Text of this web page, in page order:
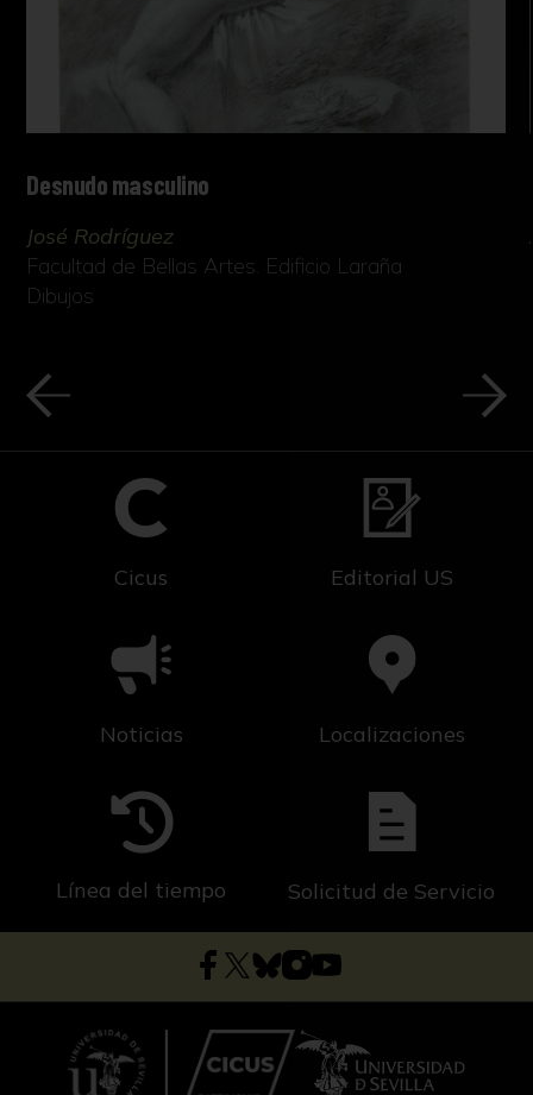
Desnudo masculino
José Rodríguez
Facultad de Bellas Artes. Edificio Laraña
Dibujos
Cicus Editorial US
Noticias Localizaciones
Línea del tiempo Solicitud de Servicio